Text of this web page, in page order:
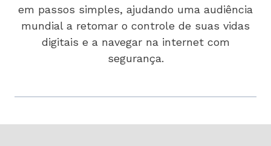
em passos simples, ajudando uma audiência
mundial a retomar o controle de suas vidas
digitais e a navegar na internet com
segurança.